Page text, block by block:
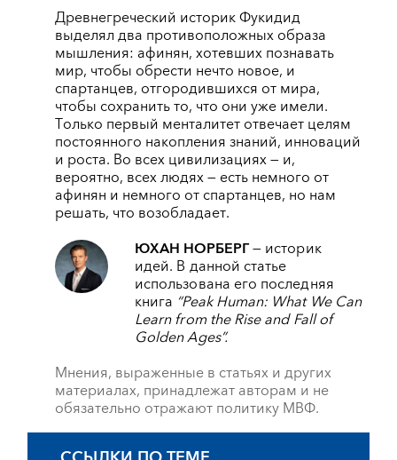
Древнегреческий историк Фукидид
выделял два противоположных образа
мышления: афинян, хотевших познавать
мир, чтобы обрести нечто новое, и
спартанцев, отгородившихся от мира,
чтобы сохранить то, что они уже имели.
Только первый менталитет отвечает целям
постоянного накопления знаний, инноваций
и роста. Во всех цивилизациях — и,
вероятно, всех людях — есть немного от
афинян и немного от спартанцев, но нам
решать, что возобладает.
ЮХАН НОРБЕРГ—историк
идей. В данной статье
использована его последняя
книга “Peak Human: What We Can
Learn from the Rise and Fall of
Golden Ages”.
Мнения, выраженные в статьях и других
материалах, принадлежат авторам и не
обязательно отражают политику МВФ.